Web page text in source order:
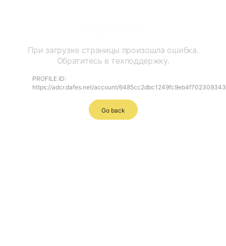
При загрузке страницы произошла ошибка.
Обратитесь в техподдержку.
PROFILE ID:
https://adcr.dafes.net/account/
Go back